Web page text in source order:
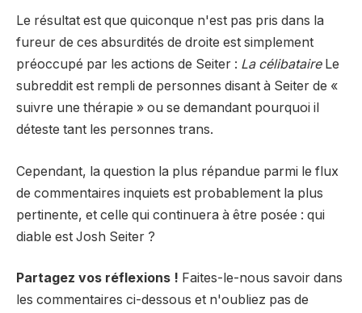
Le résultat est que quiconque n'est pas pris dans la
fureur de ces absurdités de droite est simplement
préoccupé par les actions de Seiter : La célibataireLe
subreddit est rempli de personnes disant à Seiter de «
suivre une thérapie » ou se demandant pourquoi il
déteste tant les personnes trans.
Cependant, la question la plus répandue parmi le flux
de commentaires inquiets est probablement la plus
pertinente, et celle qui continuera à être posée : qui
diable est Josh Seiter ?
Partagez vos réflexions ! Faites-le-nous savoir dans
les commentaires ci-dessous et n'oubliez pas de